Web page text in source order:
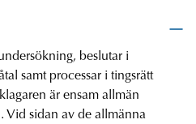
beslutar i
samt processar i tingsrätt
är ensam allmän
Vid sidan av de allmänna